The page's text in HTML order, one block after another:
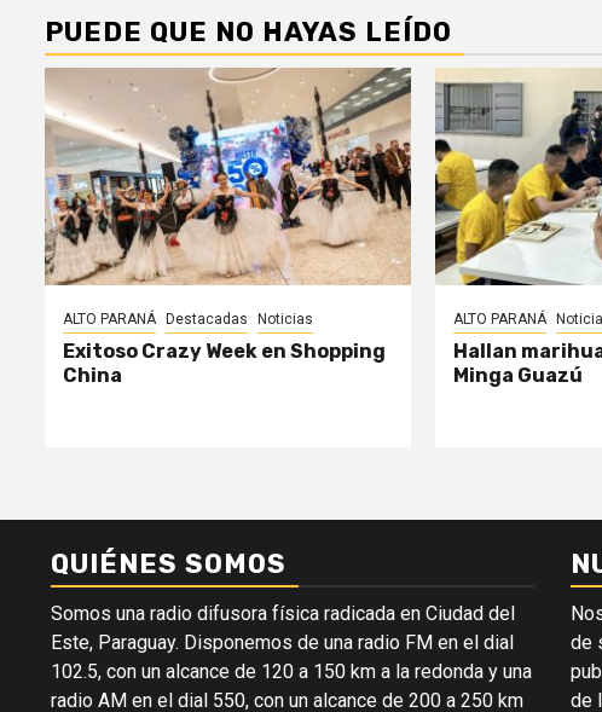
PUEDE QUE NO HAYAS LEÍDO
ALTO PARANÁ Destacadas Noticias
Exitoso Crazy Week en Shopping
China
ALTO PARANÁ
Hallan
Minga Guazú
QUIÉNES SOMOS
Somos una radio difusora física radicada en Ciudad del
Este, Paraguay. Disponemos de una radio FM en el dial
102.5, con un alcance de 120 a 150 km a la redonda y una
radio AM en el dial 550, con un alcance de 200 a 250 km
de
de